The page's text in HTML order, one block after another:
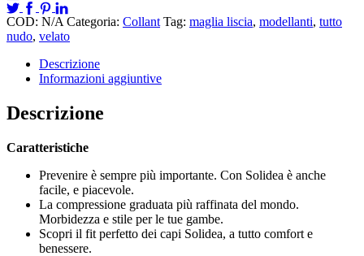
COD: N/A Categoria: Collant Tag: maglia liscia, modellanti, tutto
nudo, velato
Descrizione
Informazioni aggiuntive
Descrizione
Caratteristiche
Prevenire è sempre più importante. Con Solidea è anche
facile, e piacevole.
La compressione graduata più raffinata del mondo.
Morbidezza e stile per le tue gambe.
Scopri il fit perfetto dei capi Solidea, a tutto comfort e
benessere.